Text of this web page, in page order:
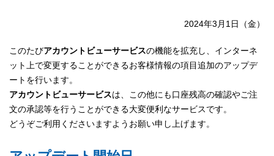
2024年3月1日（金）
このたびアカウントビューサービスの機能を拡充し、インターネ
ット上で変更することができるお客様情報の項目追加のアップデ
ートを行います。
アカウントビューサービスは、この他にも口座残高の確認やご注
文の承認等を行うことができる大変便利なサービスです。
どうぞご利用くださいますようお願い申し上げます。